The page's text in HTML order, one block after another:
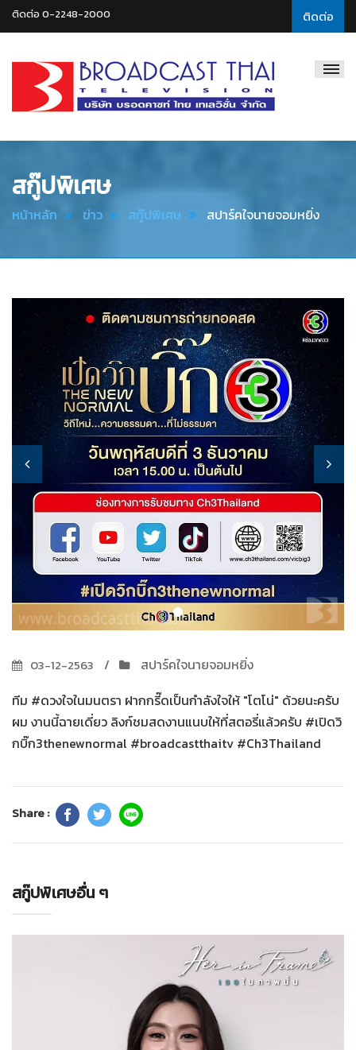
ติดต่อ
ติดต่อ 0-2248-2000
Thai
สกู๊ปพิเศษ
หน้าหลัก ข่าว สกู๊ปพิเศษ สปาร์คใจนายจอมหยิ่ง
03-12-2563
สปาร์คใจนายจอมหยิ่ง
ทีม #ดวงใจในมนตรา ฝากกรี๊ดเป็นกำลังใจให้ "โตโน่" ด้วยนะครับ
ผม งานนี้ฉายเดี่ยว ลิงก์ชมสดงานแนบให้ที่สตอรี่แล้วครับ #เปิดวิ
กบิ๊ก3thenewnormal #broadcastthaitv #Ch3Thailand
Share :
สกู๊ปพิเศษอื่น ๆ